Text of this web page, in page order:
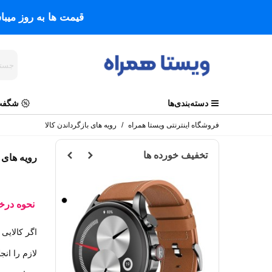
قیمت ها به روز
دسته‌بندی‌ها
فروشگاه اینترنتی ویستا همراه / رویه های بازگرداندن کالا
تخفیف خورده ها
مشکی
رویه های
نحوه
اگر
لازم را